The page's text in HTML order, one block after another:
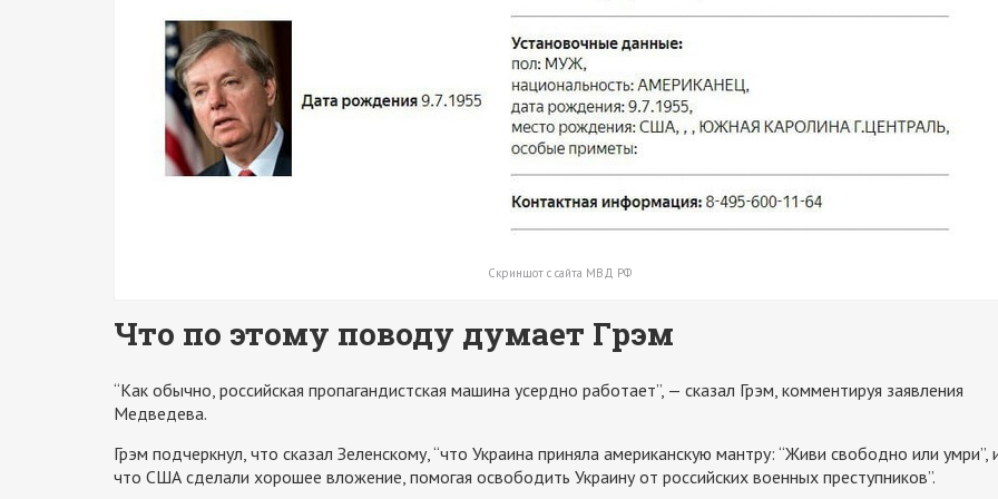
Скриншот с сайта МВД РФ
Что по этому поводу думает Грэм
“Как обычно, российская пропагандистская машина усердно работает”, — сказал Грэм, комментируя заявления
Медведева.
Грэм подчеркнул, что сказал Зеленскому, “что Украина приняла американскую мантру: “Живи свободно или умри”,
что США сделали хорошее вложение, помогая освободить Украину от российских военных преступников”.